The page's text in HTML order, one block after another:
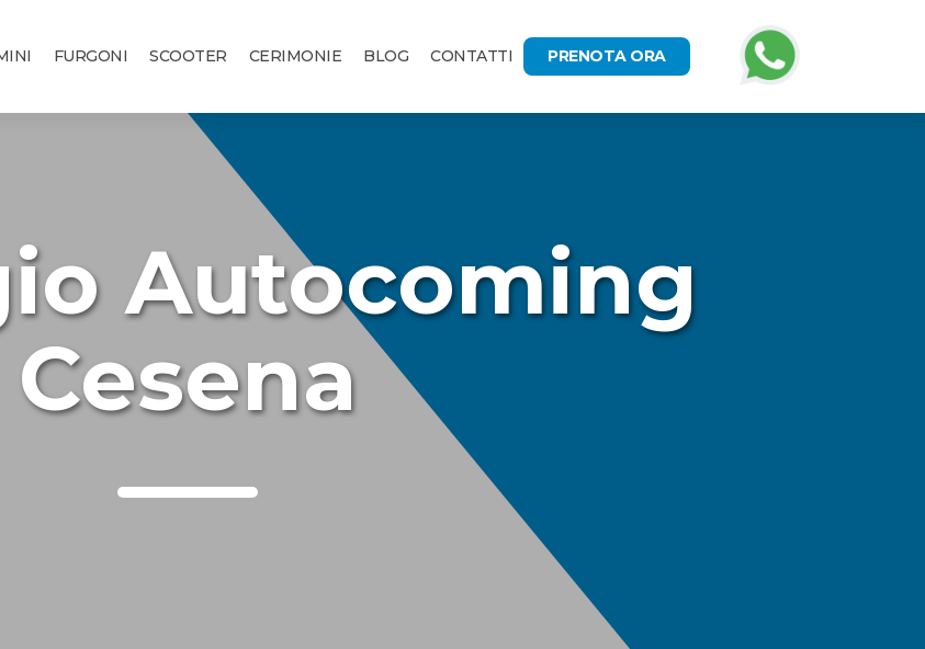
FURGONI SCOOTER CERIMONIE BLOG CONTATTI PRENOTA ORA
Autocoming
Cesena